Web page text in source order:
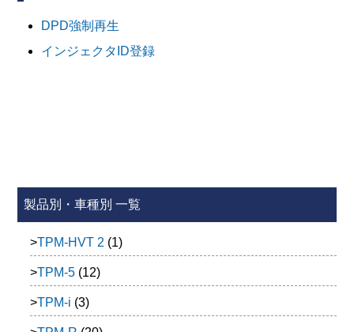
DPD強制再生
インジェクタID登録
製品別・車種別 一覧
TPM-HVT 2 (1)
TPM-5 (12)
TPM-i (3)